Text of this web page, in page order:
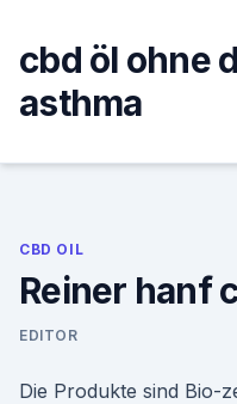
content
cbd öl ohne
asthma
CBD OIL
Reiner hanf
EDITOR
Die Produkte sind Bio-